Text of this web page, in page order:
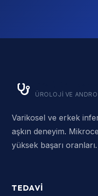
ÜROLOJI VE
Varikosel ve erkek
aşkın deneyim.
yüksek başarı oranları.
TEDAVI